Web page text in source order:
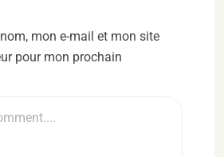
mon e-mail et mon site
pour mon prochain